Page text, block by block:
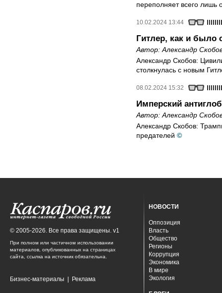
переполняет всего лишь
10.02.2024 13:44
Гитлер, как и было
Автор: Александр
Александр Скобов:
столкнулась с новым
08.02.2024 15:32
Имперский
Автор: Александр
Александр Скобов:
предателей ©
© 2005-2026. Все права защищены. v1
При полном или частичном использовании
материалов, опубликованных на страницах
сайта, ссылка на источник обязательна.
Бизнес-материалы Реклама
НОВОСТИ
Оппозиция
Власть
Общество
Регионы
Коррупция
Экономика
В мире
Экология